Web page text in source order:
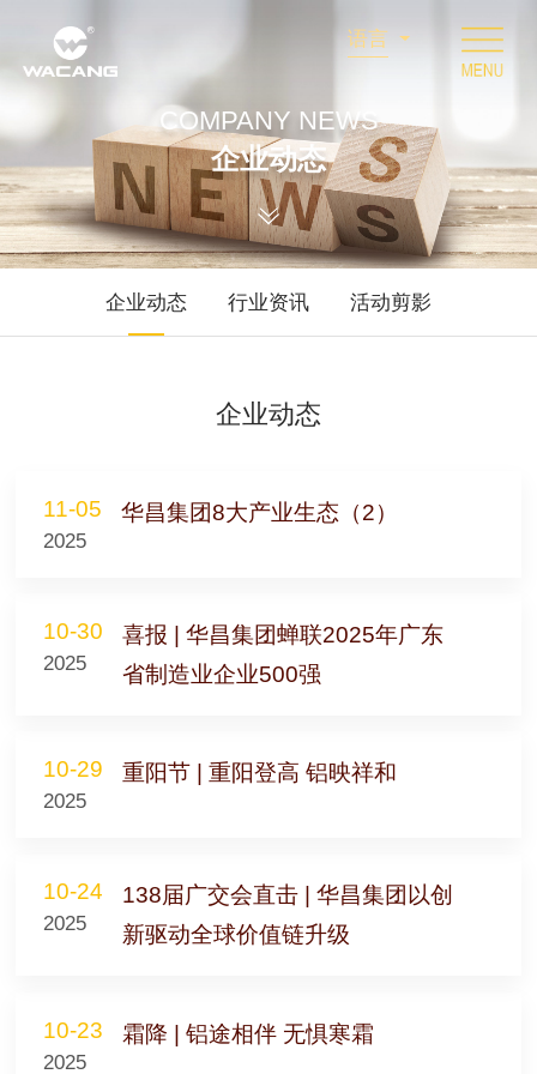
语言
COMPANY NEWS
企业动态
企业动态 行业资讯 活动剪影
企业动态
11-05
2025
华昌集团8大产业生态（2）
10-30
2025
喜报 | 华昌集团蝉联2025年广东
省制造业企业500强
10-29
2025
重阳节 | 重阳登高 铝映祥和
10-24
2025
138届广交会直击 | 华昌集团以创
新驱动全球价值链升级
10-23
2025
霜降 | 铝途相伴 无惧寒霜